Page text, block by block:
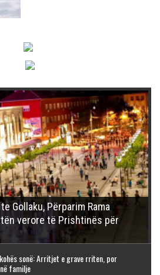
Gollaku, Përparim Rama
verore të Prishtinës për
sonë: Arritjet e grave rriten, por
familje